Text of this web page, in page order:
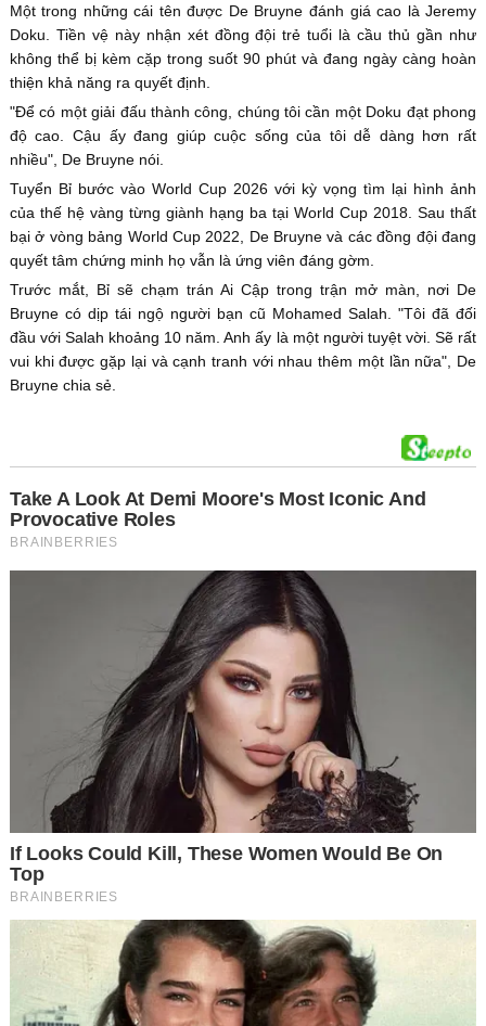
Một trong những cái tên được De Bruyne đánh giá cao là Jeremy
Doku. Tiền vệ này nhận xét đồng đội trẻ tuổi là cầu thủ gần như
không thể bị kèm cặp trong suốt 90 phút và đang ngày càng hoàn
thiện khả năng ra quyết định.
"Để có một giải đấu thành công, chúng tôi cần một Doku đạt phong
độ cao. Cậu ấy đang giúp cuộc sống của tôi dễ dàng hơn rất
nhiều", De Bruyne nói.
Tuyển Bỉ bước vào World Cup 2026 với kỳ vọng tìm lại hình ảnh
của thế hệ vàng từng giành hạng ba tại World Cup 2018. Sau thất
bại ở vòng bảng World Cup 2022, De Bruyne và các đồng đội đang
quyết tâm chứng minh họ vẫn là ứng viên đáng gờm.
Trước mắt, Bỉ sẽ chạm trán Ai Cập trong trận mở màn, nơi De
Bruyne có dịp tái ngộ người bạn cũ Mohamed Salah. "Tôi đã đối
đầu với Salah khoảng 10 năm. Anh ấy là một người tuyệt vời. Sẽ rất
vui khi được gặp lại và cạnh tranh với nhau thêm một lần nữa", De
Bruyne chia sẻ.